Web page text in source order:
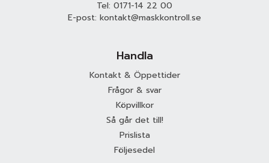
Tel: 0171-14 22 00
E-post: kontakt@maskkontroll.se
Handla
Kontakt & Öppettider
Frågor & svar
Köpvillkor
Så går det till!
Prislista
Följesedel